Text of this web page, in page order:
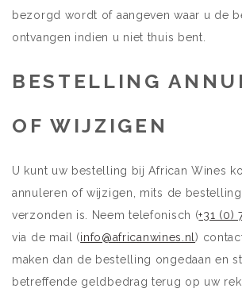
bezorgd wordt of aangeven waar u de
ontvangen indien u niet thuis bent.
BESTELLING
OF WIJZIGEN
U kunt uw bestelling bij African Wines
annuleren of wijzigen, mits de
verzonden is. Neem telefonisch (+31 (0)
via de mail (info@africanwines.nl)
maken dan de bestelling ongedaan en
betreffende geldbedrag terug op uw